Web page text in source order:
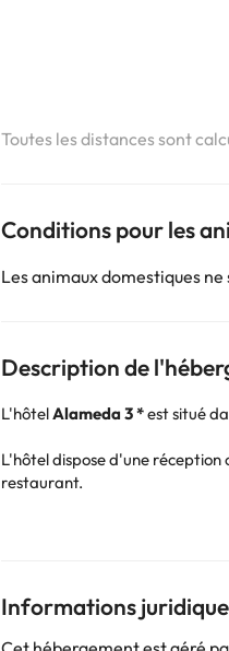
Toutes les distances sont
Conditions pour les
Les animaux domestiques
Description de
L'hôtelAlameda 3 *est situé
L'hôtel dispose d'une
restaurant.
L'hébergement se trouve à
restaurants et lieux de
Informations